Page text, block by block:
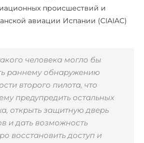
происшествий и
авиации Испании (CIAIAC)
человека могло бы
раннему обнаружению
второго пилота, что
предупредить остальных
открыть защитную дверь
и дать возможность
восстановить доступ и